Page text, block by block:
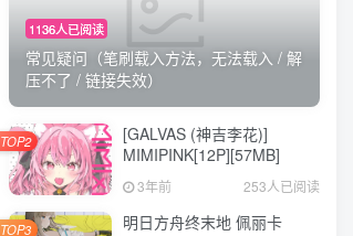
1136人已阅读
常见疑问（笔刷载入方法，无法载入 / 解
压不了 / 链接失效）
[GALVAS (神吉李花)]
MIMIPINK[12P][57MB]
3年前 253人已阅读
TOP2
明日方舟终末地 佩丽卡
TOP3